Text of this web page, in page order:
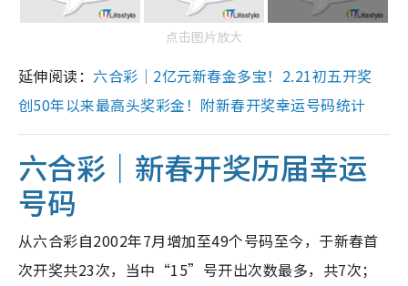
点击图片放大
延伸阅读： 六合彩｜2亿元新春金多宝！2.21初五开奖
创50年以来最高头奖彩金！附新春开奖幸运号码统计
六合彩｜新春开奖历届幸运
号码
从六合彩自2002年7月增加至49个号码至今，于新春首
次开奖共23次，当中“15”号开出次数最多，共7次；